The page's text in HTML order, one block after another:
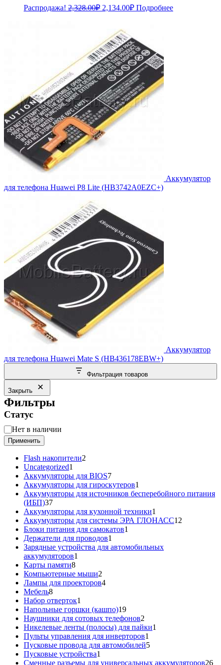
Распродажа! 2,328.00₽ Первоначальная
2,328.00₽.
2,134.00₽Текущая
Подробнее
Аккумулятор
для телефона Huawei P8 Lite (HB3742A0EZC+)
Аккумулятор
для телефона Huawei Mate S (HB436178EBW+)
Фильтрация товаров
Закрыть
Фильтры
Статус
Статус
Нет в наличии
Применить
Flash накопители2
Uncategorized1
товар
Аккумуляторы для BIOS77
товаров
Аккумуляторы для гироскутеров1
товар
Аккумуляторы для источников бесперебойного питания
(ИБП)3737
товаров
Аккумуляторы для кухонной техники1
товар
Аккумуляторы для системы ЭРА ГЛОНАСС12
Блоки питания для самокатов1
Держатели для проводов1
товар
Зарядные устройства для автомобильных
аккумуляторов1
Карты памяти88
товаров
Компьютерные мыши2
товара
Лампы для проекторов44
Мебель88
товаров
Набор отверток1
товар
Напольные горшки (кашпо)1919
товаров
Наушники для сотовых телефонов2
товара
Никелевые ленты (полосы) для пайки1
Пульты управления для инверторов1
товар
Пусковые провода для автомобилей55
Пусковые устройства1
товар
Сменные разъемы для универсальных аккумуляторов2626